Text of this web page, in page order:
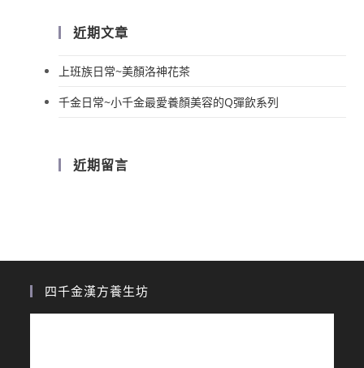
近期文章
上班族日常~美顏洛神花茶
千金日常~小千金最愛養顏美容的Q彈飲系列
近期留言
四千金漢方養生坊